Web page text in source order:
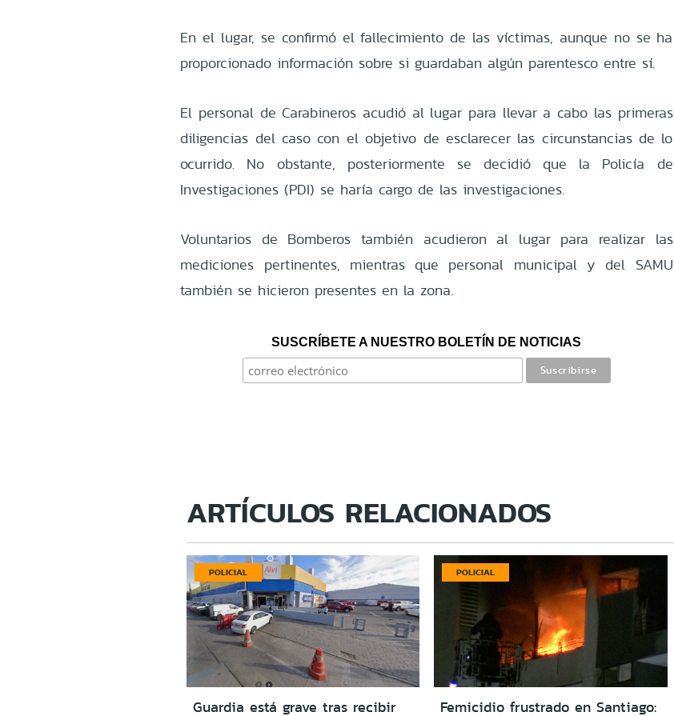
En el lugar, se confirmó el fallecimiento de las víctimas, aunque no se ha
proporcionado información sobre si guardaban algún parentesco entre sí.
El personal de Carabineros acudió al lugar para llevar a cabo las primeras
diligencias del caso con el objetivo de esclarecer las circunstancias de lo
ocurrido. No obstante, posteriormente se decidió que la Policía de
Investigaciones (PDI) se haría cargo de las investigaciones.
Voluntarios de Bomberos también acudieron al lugar para realizar las
mediciones pertinentes, mientras que personal municipal y del SAMU
también se hicieron presentes en la zona.
SUSCRÍBETE A NUESTRO BOLETÍN DE NOTICIAS
ARTÍCULOS RELACIONADOS
POLICIAL
Guardia está grave tras recibir
POLICIAL
Femicidio frustrado en Santiago: